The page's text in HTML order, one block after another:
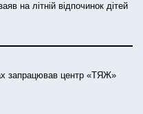
на літній відпочинок дітей
запрацював центр «ТЯЖ»